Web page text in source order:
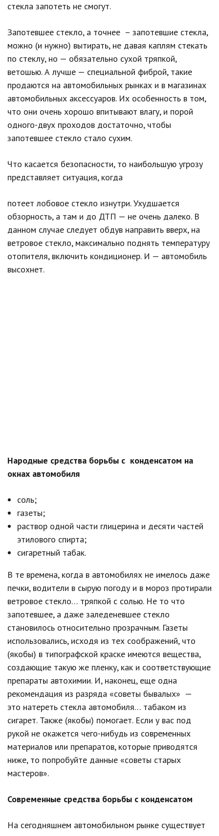
стекла запотеть не смогут.
Запотевшее стекло, а точнее – запотевшие стекла,
можно (и нужно) вытирать, не давая каплям стекать
по стеклу, но — обязательно сухой тряпкой,
ветошью. А лучше — специальной фиброй, такие
продаются на автомобильных рынках и в магазинах
автомобильных аксессуаров. Их особенность в том,
что они очень хорошо впитывают влагу, и порой
одного-двух проходов достаточно, чтобы
запотевшее стекло стало сухим.
Что касается безопасности, то наибольшую угрозу
представляет ситуация, когда
потеет лобовое стекло изнутри. Ухудшается
обзорность, а там и до ДТП — не очень далеко. В
данном случае следует обдув направить вверх, на
ветровое стекло, максимально поднять температуру
отопителя, включить кондиционер. И — автомобиль
высохнет.
Народные средства борьбы с конденсатом на
окнах автомобиля
соль;
газеты;
раствор одной части глицерина и десяти частей
этилового спирта;
сигаретный табак.
В те времена, когда в автомобилях не имелось даже
печки, водители в сырую погоду и в мороз протирали
ветровое стекло… тряпкой с солью. Не то что
запотевшее, а даже заледеневшее стекло
становилось относительно прозрачным. Газеты
использовались, исходя из тех соображений, что
(якобы) в типографской краске имеются вещества,
создающие такую же пленку, как и соответствующие
препараты автохимии. И, наконец, еще одна
рекомендация из разряда «советы бывалых» —
это натереть стекла автомобиля… табаком из
сигарет. Также (якобы) помогает. Если у вас под
рукой не окажется чего-нибудь из современных
материалов или препаратов, которые приводятся
ниже, то попробуйте данные «советы старых
мастеров».
Современные средства борьбы с конденсатом
На сегодняшнем автомобильном рынке существует